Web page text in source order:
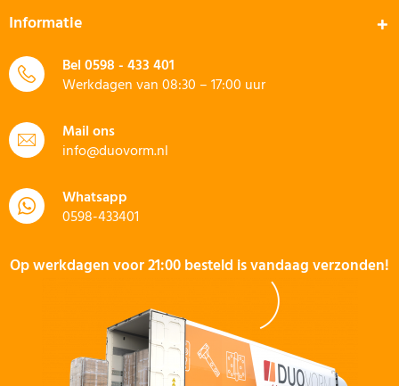
Informatie
Bel0598 - 433 401
Werkdagen van 08:30 – 17:00 uur
Mail ons
info@duovorm.nl
Whatsapp
0598-433401
Op werkdagen voor 21:00 besteld is vandaag verzonden!